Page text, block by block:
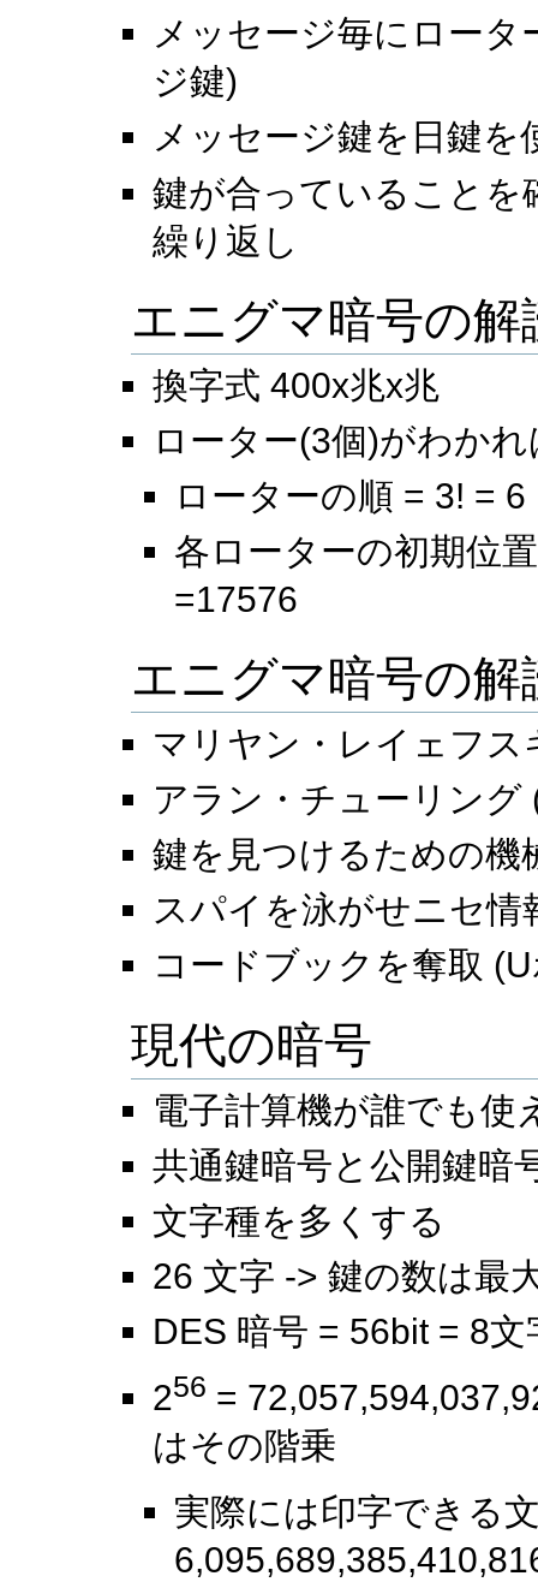
メッセージ毎にロー
ジ鍵)
メッセージ鍵を日鍵を
鍵が合っていることを
繰り返し
エニグマ暗号の解
換字式 400x兆x兆
ローター(3個)がわかれ
ローターの順 = 3! = 6
各ローターの初期位
=17576
エニグマ暗号の解
マリヤン・レイェフス
アラン・チューリング
鍵を見つけるための機
スパイを泳がせニセ情
コードブックを奪取
現代の暗号
電子計算機が誰でも使
共通鍵暗号と公開鍵暗
文字種を多くする
26 文字 -> 鍵の数は最
DES 暗号 = 56bit = 8文
256 =
はその階乗
実際には印字できる